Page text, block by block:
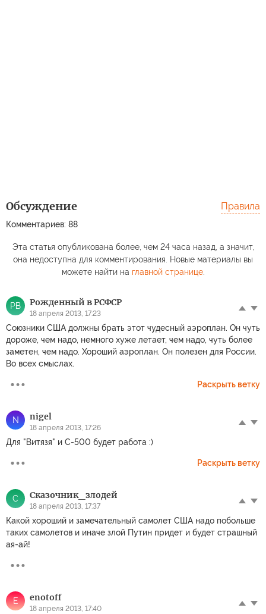
Обсуждение
Комментариев: 88
Правила
Эта статья опубликована более, чем 24 часа назад, а значит,
она недоступна для комментирования. Новые материалы вы
можете найти на главной странице.
РВ Рожденный в РСФСР
18 апреля 2013, 17:23
Союзники США должны брать этот чудесный аэроплан. Он чуть
дороже, чем надо, немного хуже летает, чем надо, чуть более
заметен, чем надо. Хороший аэроплан. Он полезен для России.
Во всех смыслах.
Раскрыть ветку
N nigel
18 апреля 2013, 17:26
Для "Витязя" и С-500 будет работа :)
Раскрыть ветку
С Скaзочник_злодей
18 апреля 2013, 17:37
Какой хороший и замечательный самолет США надо побольше
таких самолетов и иначе злой Путин придет и будет страшный
ая-ай!
E enotoff
18 апреля 2013, 17:40